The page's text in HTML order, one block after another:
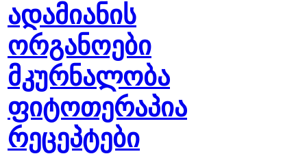
ადამიანის
ორგანოები
მკურნალობა
ფიტოთერაპია
რეცეპტები